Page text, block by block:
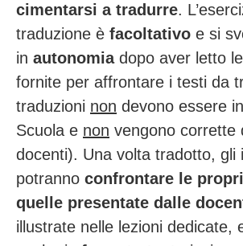
cimentarsi a tradurre.
traduzione è facoltativo e si
in autonomia dopo aver letto
fornite per affrontare i testi da
traduzioni non devono essere
Scuola e non vengono corrette
docenti). Una volta tradotto, gli
potranno confrontare le
quelle presentate dalle
illustrate nelle lezioni dedicate,